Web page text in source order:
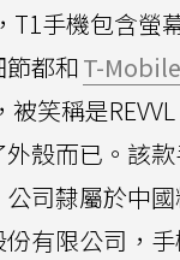
，T1手機包含螢
都和T-Mobile
笑稱是
殼而已。該
司隸屬於中
有限公司，